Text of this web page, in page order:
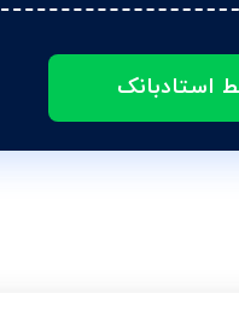
استادبانک